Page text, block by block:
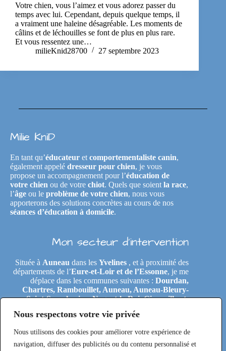
Nous respectons votre vie privée
Nous utilisons des cookies pour améliorer votre expérience de
navigation, diffuser des publicités ou du contenu personnalisé et
Votre chien, vous l’aimez et vous adorez passer du
temps avec lui. Cependant, depuis quelque temps, il
a vraiment une haleine désagréable. Les moments de
câlins et de léchouilles se font de plus en plus rare.
Et vous ressentez une…
milieKnid28700
27 septembre 2023
Milie KniD
En tant qu’éducateur et comportementaliste canin,
également appelé dresseur pour chien, je vous
propose un accompagnement pour l’éducation de
votre chien ou de votre chiot. Quels que soient la race,
l’âge ou le problème de votre chien, nous vous
apporterons des solutions concrètes au cours de nos
séances d’éducation à domicile.
Mon secteur d’intervention
Située à Auneau dans lesYvelines , et à proximité des
départements de l’Eure-et-Loir et de l’Essonne, je me
déplace dans les communes suivantes :Dourdan,
Chartres, Rambouillet, Auneau, Auneau-Bleury-
Saint-Symphorien, Nogent-le-Roi, Gironville-et-
Maintenon, Épernon, Le Perray-en-Yvelines,
Saint-Arnoult-en-Yvelines, Étréchy, Morigny-
Champigny, Saclas, Toury, Eole-en-Beauce, Les